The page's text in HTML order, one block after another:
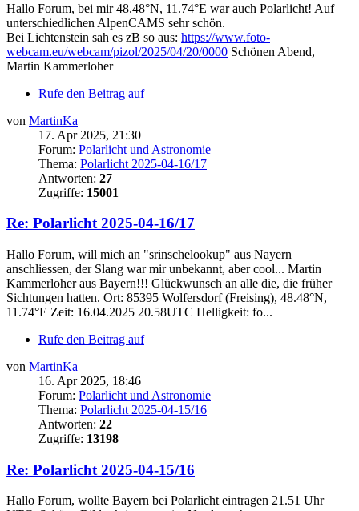
Hallo Forum, bei mir 48.48°N, 11.74°E war auch Polarlicht! Auf
unterschiedlichen AlpenCAMS sehr schön.
Bei Lichtenstein sah es zB so aus: https://www.foto-
webcam.eu/webcam/pizol/2025/04/20/0000 Schönen Abend,
Martin Kammerloher
Rufe den Beitrag auf
von MartinKa
17. Apr 2025, 21:30
Forum: Polarlicht und Astronomie
Thema: Polarlicht 2025-04-16/17
Antworten: 27
Zugriffe: 15001
Re: Polarlicht 2025-04-16/17
Hallo Forum, will mich an "srinschelookup" aus Nayern
anschliessen, der Slang war mir unbekannt, aber cool... Martin
Kammerloher aus Bayern!!! Glückwunsch an alle die, die früher
Sichtungen hatten. Ort: 85395 Wolfersdorf (Freising), 48.48°N,
11.74°E Zeit: 16.04.2025 20.58UTC Helligkeit: fo...
Rufe den Beitrag auf
von MartinKa
16. Apr 2025, 18:46
Forum: Polarlicht und Astronomie
Thema: Polarlicht 2025-04-15/16
Antworten: 22
Zugriffe: 13198
Re: Polarlicht 2025-04-15/16
Hallo Forum, wollte Bayern bei Polarlicht eintragen 21.51 Uhr